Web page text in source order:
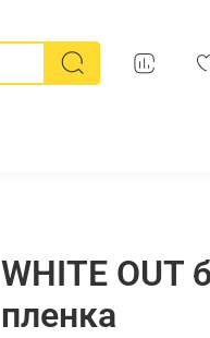
WHITE OUT
пленка